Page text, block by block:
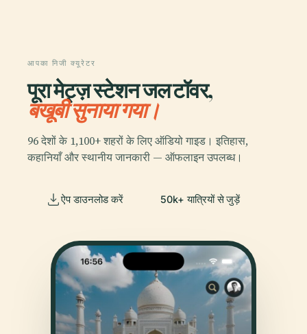
आपका निजी क्यूरेटर
पूरा मेट्ज़ स्टेशन जल टॉवर,
बखूबी सुनाया गया।
96 देशों के 1,100+ शहरों के लिए ऑडियो गाइड। इतिहास,
कहानियाँ और स्थानीय जानकारी — ऑफलाइन उपलब्ध।
ऐप डाउनलोड करें 50k+ यात्रियों से जुड़ें